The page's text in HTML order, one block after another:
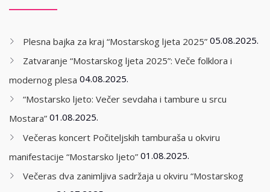
Plesna bajka za kraj “Mostarskog ljeta 2025” 05.08.2025.
Zatvaranje “Mostarskog ljeta 2025”: Veče folklora i
modernog plesa 04.08.2025.
“Mostarsko ljeto: Večer sevdaha i tambure u srcu
Mostara” 01.08.2025.
Večeras koncert Počiteljskih tamburaša u okviru
manifestacije “Mostarsko ljeto” 01.08.2025.
Večeras dva zanimljiva sadržaja u okviru “Mostarskog